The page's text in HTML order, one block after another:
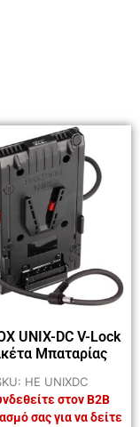
UNIX-DC V-Lock
Μπαταρίας
HE UNIXDC
στον B2B
σας για να δείτε